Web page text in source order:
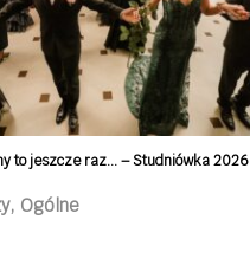
to jeszcze raz… – Studniówka 2026
Ogólne